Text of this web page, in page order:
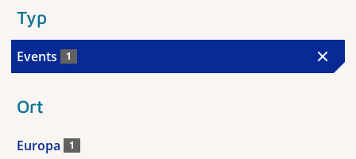
Typ
Events 1
Ort
Europa 1